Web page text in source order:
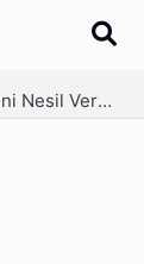
3 hafta önce